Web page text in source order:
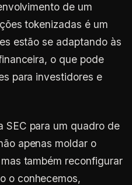
de um
tokenizadas é um
estão se adaptando às
o que pode
para investidores e
SEC para um quadro de
apenas moldar o
também reconfigurar
o conhecemos,